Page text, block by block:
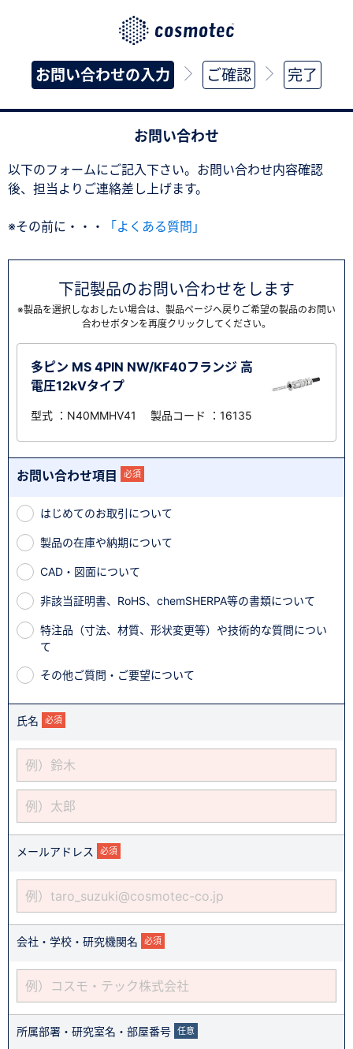
お問い合わせの入力 ご確認 完了
お問い合わせ
以下のフォームにご記入下さい。お問い合わせ内容確認
後、担当よりご連絡差し上げます。
※その前に・・・ 「よくある質問」
下記製品のお問い合わせをします
※製品を選択しなおしたい場合は、製品ページへ戻りご希望の製品のお問い
合わせボタンを再度クリックしてください。
多ピン MS 4PIN NW/KF40フランジ 高
電圧12kVタイプ
型式 ：N40MMHV41 製品コード ：16135
お問い合わせ項目 必須
はじめてのお取引について
製品の在庫や納期について
CAD・図面について
非該当証明書、RoHS、chemSHERPA等の書類について
特注品（寸法、材質、形状変更等）や技術的な質問につい
て
その他ご質問・ご要望について
氏名 必須
メールアドレス 必須
会社・学校・研究機関名 必須
所属部署・研究室名・部屋番号 任意